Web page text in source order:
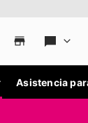
Asistencia